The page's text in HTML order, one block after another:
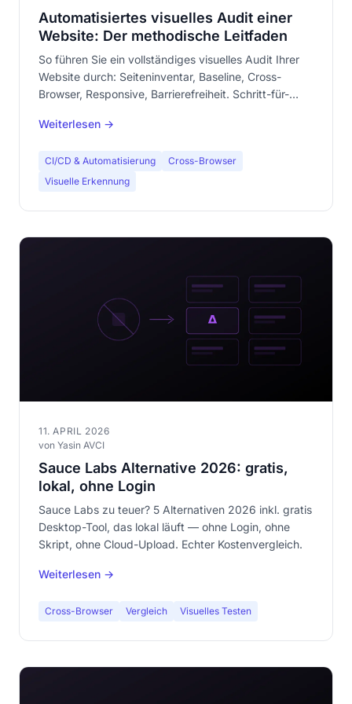
Automatisiertes visuelles Audit einer
Website: Der methodische Leitfaden
So führen Sie ein vollständiges visuelles Audit Ihrer
Website durch: Seiteninventar, Baseline, Cross-
Browser, Responsive, Barrierefreiheit. Schritt-für-
Weiterlesen →
CI/CD & Automatisierung
Cross-Browser
Visuelle Erkennung
11. APRIL 2026
von Yasin AVCI
Sauce Labs Alternative 2026: gratis,
lokal, ohne Login
Sauce Labs zu teuer? 5 Alternativen 2026 inkl. gratis
Desktop-Tool, das lokal läuft — ohne Login, ohne
Skript, ohne Cloud-Upload. Echter Kostenvergleich.
Weiterlesen →
Cross-Browser Vergleich Visuelles Testen